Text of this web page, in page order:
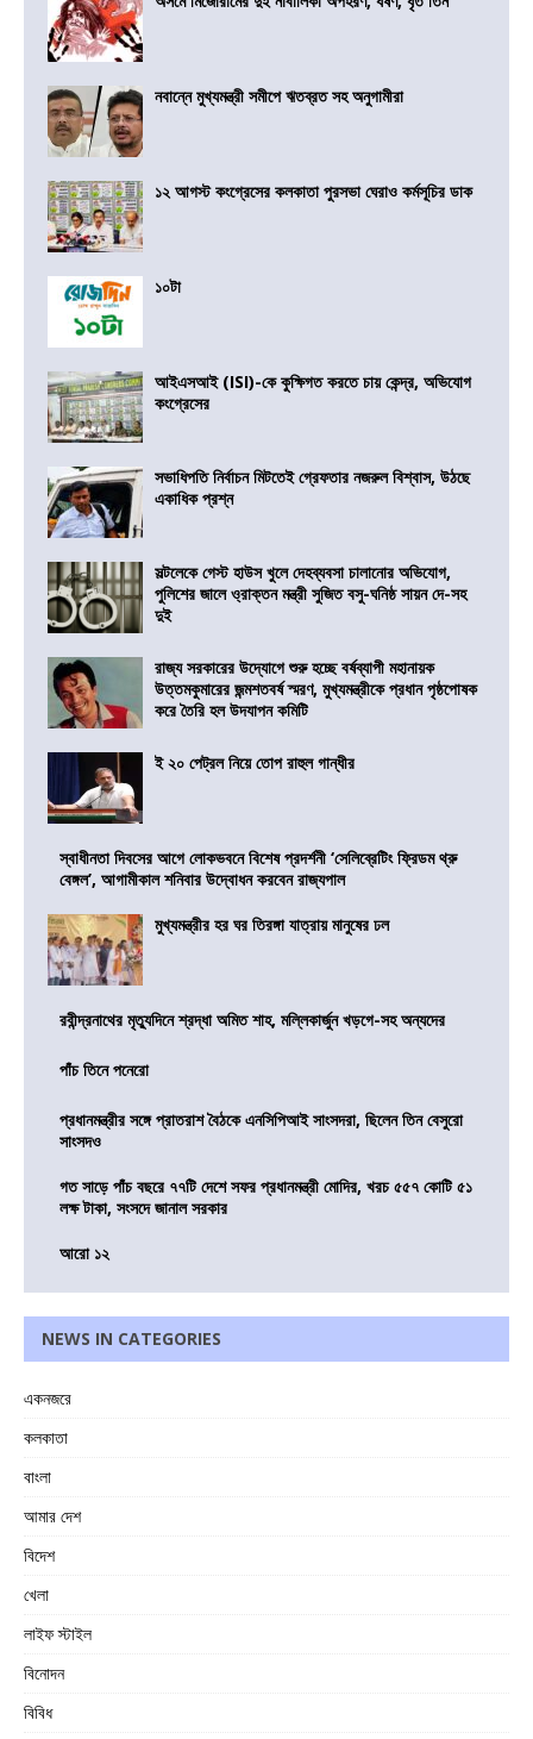
নবান্নে মুখ্যমন্ত্রী সমীপে ঋতব্রত সহ অনুগামীরা
১২ আগস্ট কংগ্রেসের কলকাতা পুরসভা ঘেরাও কর্মসূচির ডাক
১০টা
আইএসআই (ISI)-কে কুক্ষিগত করতে চায় কেন্দ্র, অভিযোগ
কংগ্রেসের
সভাধিপতি নির্বাচন মিটতেই গ্রেফতার নজরুল বিশ্বাস, উঠছে
একাধিক প্রশ্ন
সল্টলেকে গেস্ট হাউস খুলে দেহব্যবসা চালানোর অভিযোগ,
পুলিশের জালে ও্রাক্তন মন্ত্রী সুজিত বসু-ঘনিষ্ঠ সায়ন দে-সহ
দুই
রাজ্য সরকারের উদ্যোগে শুরু হচ্ছে বর্ষব্যাপী মহানায়ক
উত্তমকুমারের জন্মশতবর্ষ স্মরণ, মুখ্যমন্ত্রীকে প্রধান পৃষ্ঠপোষক
করে তৈরি হল উদযাপন কমিটি
ই ২০ পেট্রল নিয়ে তোপ রাহুল গান্ধীর
স্বাধীনতা দিবসের আগে লোকভবনে বিশেষ প্রদর্শনী ‘সেলিব্রেটিং ফ্রিডম থ্রু
বেঙ্গল’, আগামীকাল শনিবার উদ্বোধন করবেন রাজ্যপাল
মুখ্যমন্ত্রীর হর ঘর তিরঙ্গা যাত্রায় মানুষের ঢল
রবীন্দ্রনাথের মৃত্যুদিনে শ্রদ্ধা অমিত শাহ, মল্লিকার্জুন খড়গে-সহ অন্যদের
পাঁচ তিনে পনেরো
প্রধানমন্ত্রীর সঙ্গে প্রাতরাশ বৈঠকে এনসিপিআই সাংসদরা, ছিলেন তিন বেসুরো
সাংসদও
গত সাড়ে পাঁচ বছরে ৭৭টি দেশে সফর প্রধানমন্ত্রী মোদির, খরচ ৫৫৭ কোটি ৫১
লক্ষ টাকা, সংসদে জানাল সরকার
আরো ১২
NEWS IN CATEGORIES
একনজরে
কলকাতা
বাংলা
আমার দেশ
বিদেশ
খেলা
লাইফ স্টাইল
বিনোদন
বিবিধ